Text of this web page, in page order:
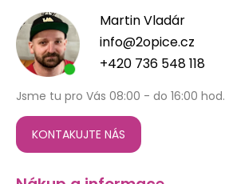
Martin Vladár
info@2opice.cz
+420 736 548 118
Jsme tu pro Vás 08:00 - do 16:00 hod.
KONTAKUJTE NÁS